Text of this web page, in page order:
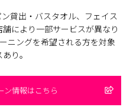
貸出・バスタオル、フェイス
により一部サービスが異なり
ニングを希望される方を対象
り。
ン情報はこちら